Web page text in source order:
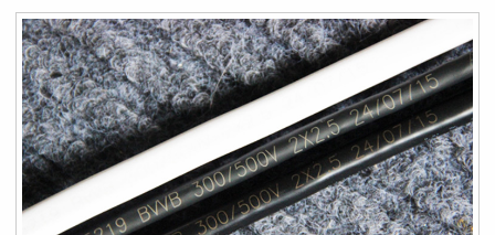
струйных принтеров, лазерная маркировка более четкая и яркая.
Поскольку во всех цехах по производству труб из ПВХ было больше
пыли, поэтому лазерная кодировочная машина лучше, чем струйная,
поэтому лазер не требует дополнительного обслуживания во время
работы.